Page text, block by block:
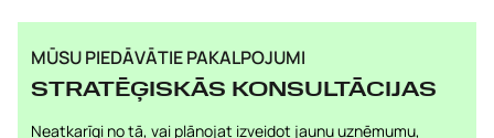
MŪSU PIEDĀVĀTIE PAKALPOJUMI
STRATĒĢISKĀS KONSULTĀCIJAS
Neatkarīgi no tā, vai plānojat izveidot jaunu uzņēmumu,